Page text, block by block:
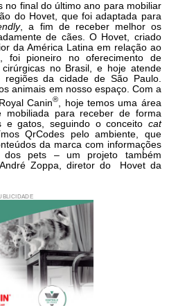
no final do último ano para mobiliar
do Hovet, que foi adaptada para
, a fim de receber melhor os
de cães. O Hovet, criado
da América Latina em relação ao
foi pioneiro no oferecimento de
no Brasil, e hoje atende
regiões da cidade de São Paulo.
animais em nosso espaço. Com a
Canin®
, hoje temos uma área
mobiliada para receber de forma
e gatos, seguindo o conceito cat
QrCodes pelo ambiente, que
da marca com informações
dos pets – um projeto também
Zoppa, diretor do
Hovet da